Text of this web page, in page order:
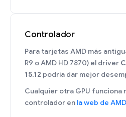
Controlador
Para tarjetas AMD más
R9 o AMD HD 7870) el driver
15.12 podría dar mejor
Cualquier otra GPU funciona
controlador en la web de AMD